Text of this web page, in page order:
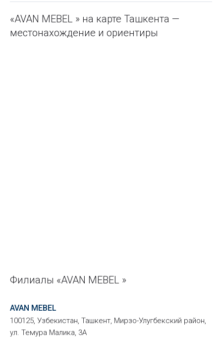
«AVAN MEBEL » на карте Ташкента —
местонахождение и ориентиры
Филиалы «AVAN MEBEL »
AVAN MEBEL
100125, Узбекистан, Ташкент, Мирзо-Улугбекский район,
ул. Темура Малика, 3А